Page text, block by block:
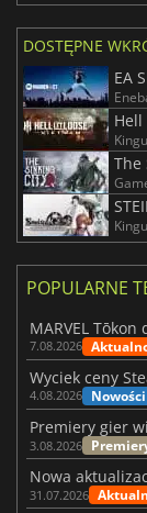
DOSTĘPNE
EA
Hell
The
POPULARNE
7.08.2026
4.08.2026
3.08.2026
31.07.2026